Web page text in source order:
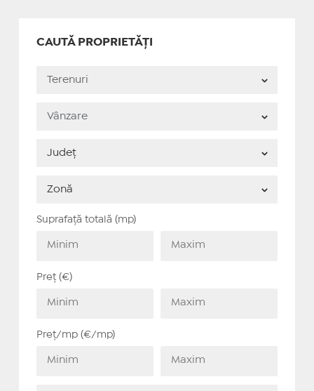
CAUTĂ PROPRIETĂȚI
Suprafață totală (mp)
Preț (€)
Preț/mp (€/mp)